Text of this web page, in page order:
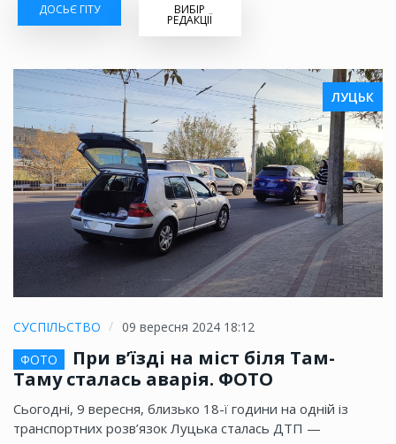
ДОСЬЄ ГІТУ ВИБІР
РЕДАКЦІЇ
ЛУЦЬК
СУСПІЛЬСТВО
09 вересня 2024 18:12
ФОТО
При в’їзді на міст біля Там-
Таму сталась аварія. ФОТО
Сьогодні, 9 вересня, близько 18-ї години на одній із
транспортних розв’язок Луцька сталась ДТП —